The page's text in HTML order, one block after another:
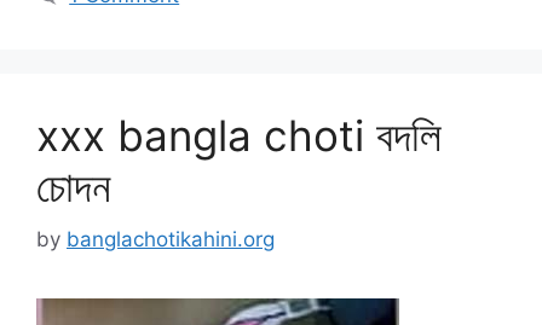
xxx bangla choti বদলি
চোদন
by banglachotikahini.org